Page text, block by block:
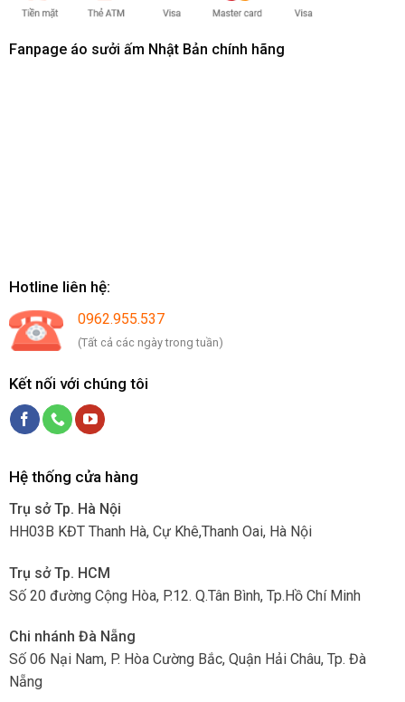
Fanpage áo sưởi ấm Nhật Bản chính hãng
Hotline liên hệ:
0962.955.537
(Tất cả các ngày trong tuần)
Kết nối với chúng tôi
Hệ thống cửa hàng
Trụ sở Tp. Hà Nội
HH03B KĐT Thanh Hà, Cự Khê,Thanh Oai, Hà Nội
Trụ sở Tp. HCM
Số 20 đường Cộng Hòa, P.12. Q.Tân Bình, Tp.Hồ Chí Minh
Chi nhánh Đà Nẵng
Số 06 Nại Nam, P. Hòa Cường Bắc, Quận Hải Châu, Tp. Đà
Nẵng